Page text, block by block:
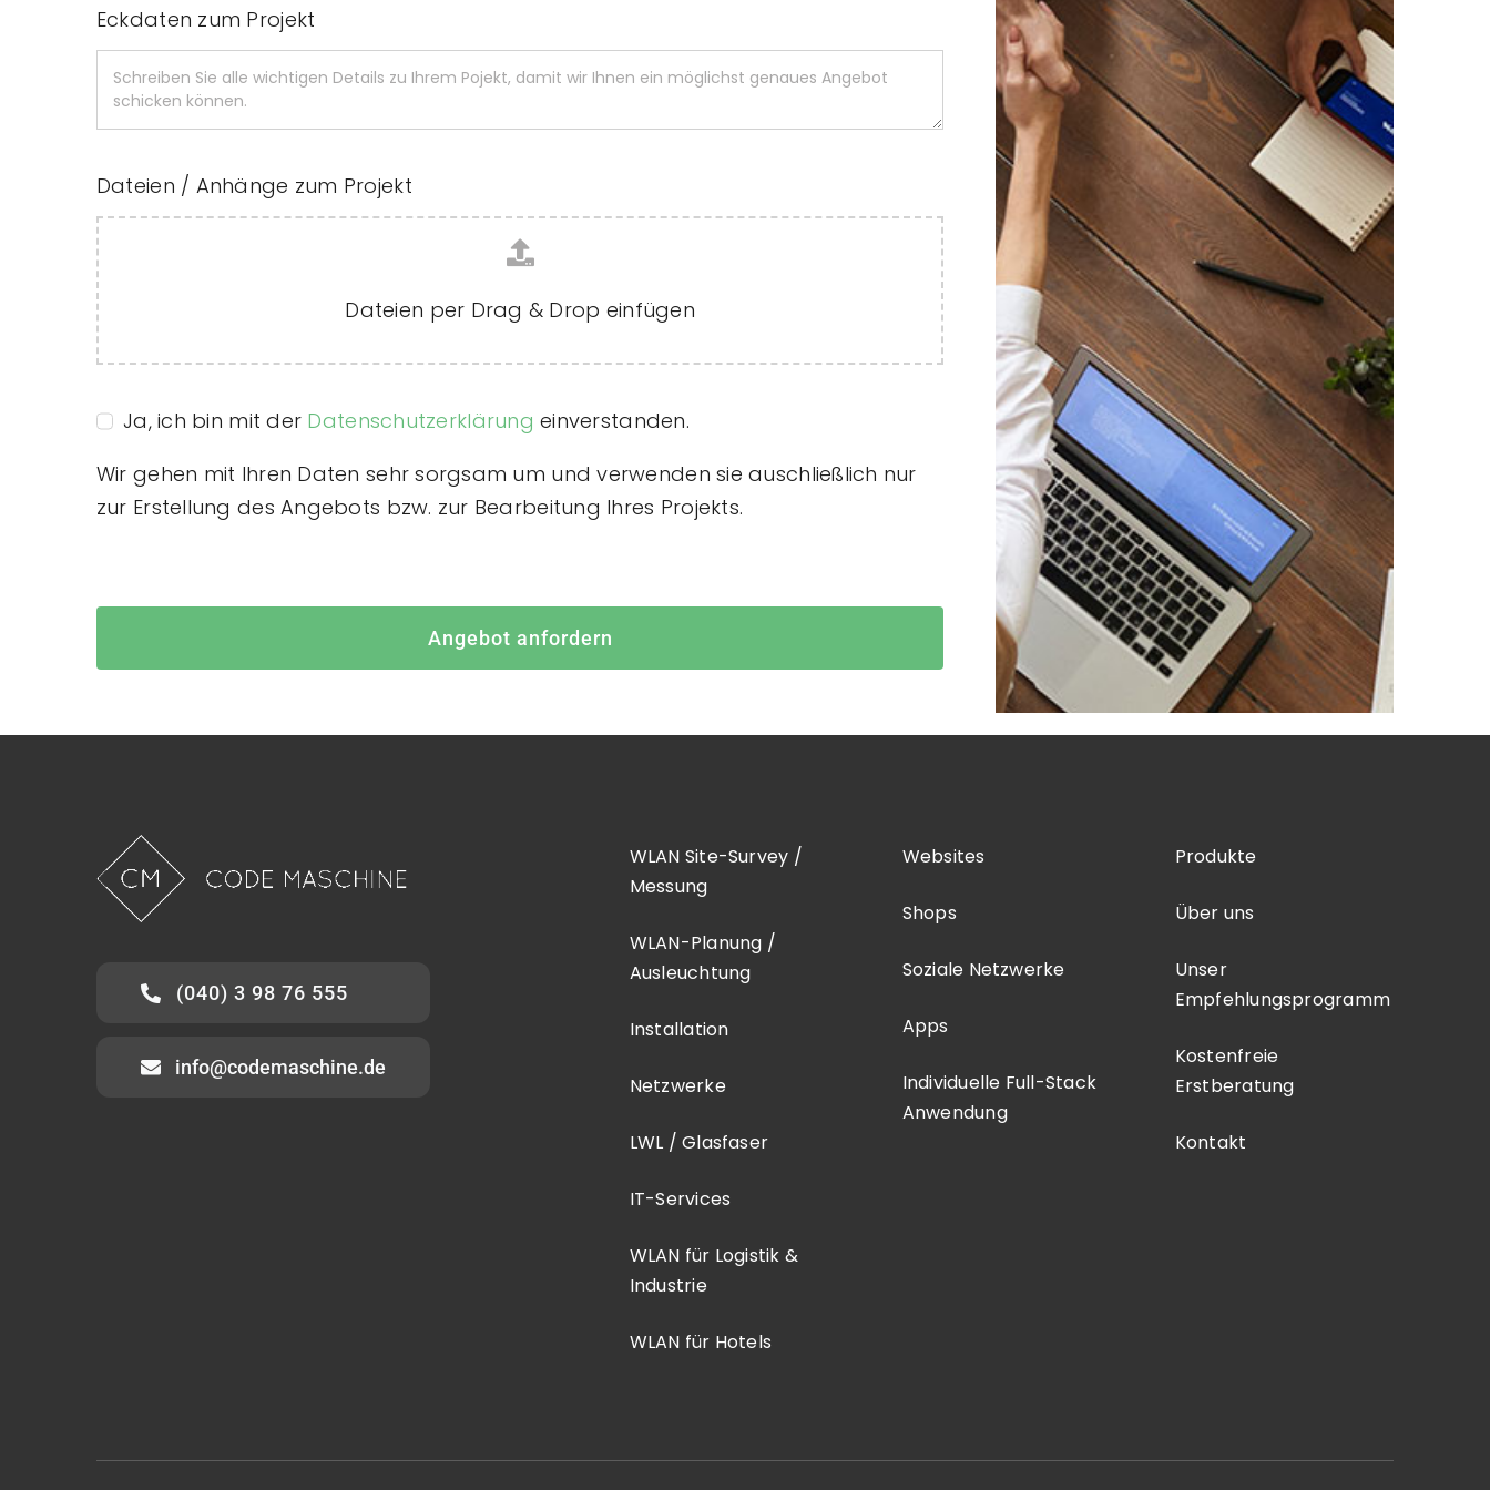
Eckdaten zum Projekt
Dateien / Anhänge zum Projekt
Dateien per Drag & Drop einfügen
Ja, ich bin mit der Datenschutzerklärung einverstanden.
Wir gehen mit Ihren Daten sehr sorgsam um und verwenden sie auschließlich nur
zur Erstellung des Angebots bzw. zur Bearbeitung Ihres Projekts.
Angebot anfordern
(040) 3 98 76 555
info@codemaschine.de
WLAN Site-Survey /
Messung
WLAN-Planung /
Ausleuchtung
Installation
Netzwerke
LWL / Glasfaser
IT-Services
WLAN für Logistik &
Industrie
WLAN für Hotels
Websites
Shops
Soziale Netzwerke
Apps
Individuelle Full-Stack
Anwendung
Produkte
Über uns
Unser
Empfehlungsprogramm
Kostenfreie
Erstberatung
Kontakt